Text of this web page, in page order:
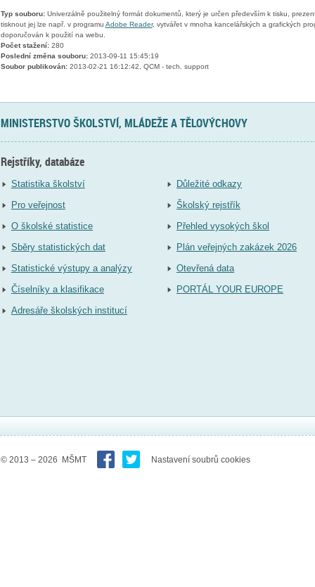
Typ souboru:Univerzálně použitelný formát dokumentů, který je určen především k tisku,
tisknout jej lze např. v programu Adobe Reader, vytvářet v mnoha kancelářských a grafických
doporučován k použití na webu.
Počet stažení:280
Poslední změna souboru:2013-09-11 15:45:19
Soubor publikován:2013-02-21 16:12:42, QCM - tech. support
MINISTERSTVO ŠKOLSTVÍ, MLÁDEŽE A TĚLOVÝCHOVY
Rejstříky, databáze
Statistika školství
Pro veřejnost
O školské statistice
Sběry statistických dat
Statistické výstupy a analýzy
Číselníky a klasifikace
Adresáře školských institucí
Důležité odkazy
Školský rejstřík
Přehled vysokých škol
Plán veřejných zakázek 2026
Otevřená data
PORTÁL YOUR EUROPE
© 2013 – 2026 MŠMT Nastavení soubrů cookies